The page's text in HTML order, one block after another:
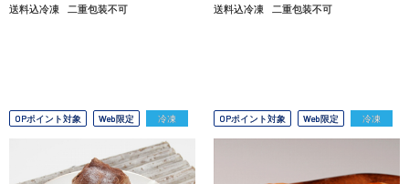
送料込冷凍 二重包装不可 送料込冷凍 二重包装不可
OPポイント対象 Web限定 冷凍 OPポイント対象 Web限定 冷凍